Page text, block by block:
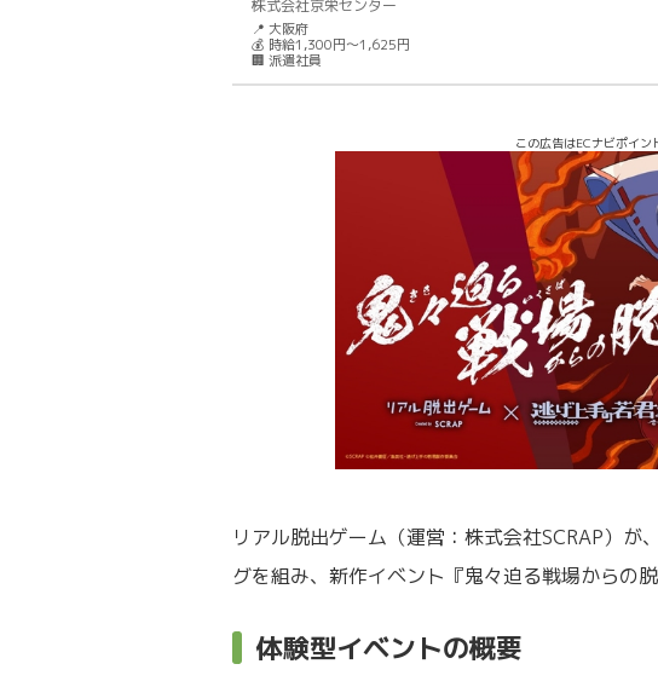
株式会社京栄センター
📍 大阪府
💰 時給1,300円～1,625円
🏢 派遣社員
この広告はECナビポイン
リアル脱出ゲーム（運営：株式会社SCRAP）
グを組み、新作イベント『鬼々迫る戦場からの
体験型イベントの概要